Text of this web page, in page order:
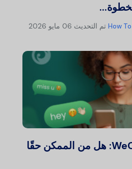
How To تم التحديث
تطبيق مراقبة WeChat: هل من الممكن حقًا